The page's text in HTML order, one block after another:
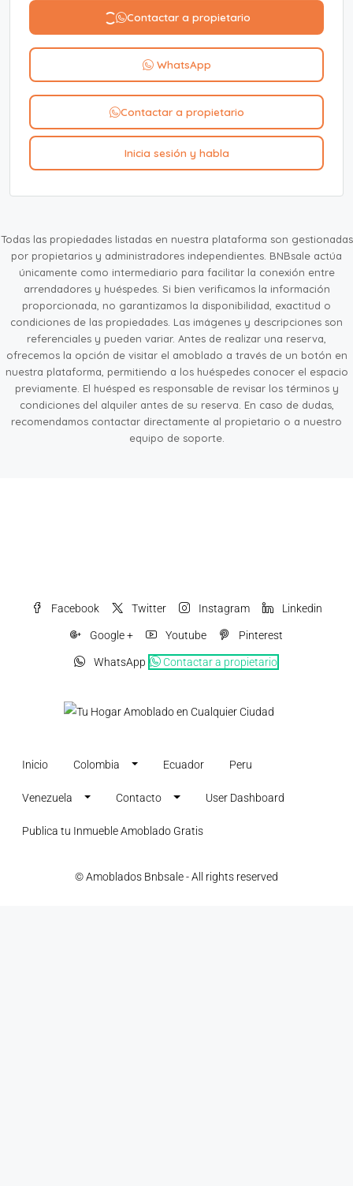
Contactar a propietario
WhatsApp
Contactar a propietario
Inicia sesión y habla
Todas las propiedades listadas en nuestra plataforma son gestionadas
por propietarios y administradores independientes. BNBsale actúa
únicamente como intermediario para facilitar la conexión entre
arrendadores y huéspedes. Si bien verificamos la información
proporcionada, no garantizamos la disponibilidad, exactitud o
condiciones de las propiedades. Las imágenes y descripciones son
referenciales y pueden variar. Antes de realizar una reserva,
ofrecemos la opción de visitar el amoblado a través de un botón en
nuestra plataforma, permitiendo a los huéspedes conocer el espacio
previamente. El huésped es responsable de revisar los términos y
condiciones del alquiler antes de su reserva. En caso de dudas,
recomendamos contactar directamente al propietario o a nuestro
equipo de soporte.
Facebook Twitter Instagram Linkedin
Google + Youtube Pinterest
WhatsApp Contactar a propietario
Inicio Colombia Ecuador Peru
Venezuela Contacto User Dashboard
Publica tu Inmueble Amoblado Gratis
© Amoblados Bnbsale - All rights reserved